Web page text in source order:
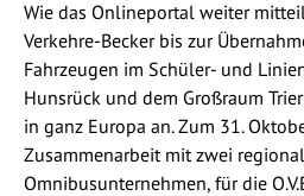
Wie das Onlineportal weiter
Verkehre-Becker bis zur
Fahrzeugen im Schüler- und
Hunsrück und dem Großraum
in ganz Europa an. Zum 31.
Zusammenarbeit mit zwei
Omnibusunternehmen, für die